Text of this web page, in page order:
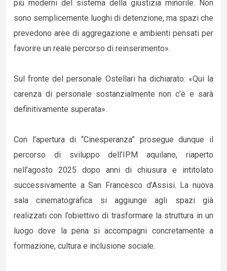
più moderni del sistema della giustizia minorile. Non
sono semplicemente luoghi di detenzione, ma spazi che
prevedono aree di aggregazione e ambienti pensati per
favorire un reale percorso di reinserimento».
Sul fronte del personale Ostellari ha dichiarato: «Qui la
carenza di personale sostanzialmente non c’è e sarà
definitivamente superata».
Con l’apertura di “Cinesperanza” prosegue dunque il
percorso di sviluppo dell’IPM aquilano, riaperto
nell’agosto 2025 dopo anni di chiusura e intitolato
successivamente a San Francesco d’Assisi. La nuova
sala cinematografica si aggiunge agli spazi già
realizzati con l’obiettivo di trasformare la struttura in un
luogo dove la pena si accompagni concretamente a
formazione, cultura e inclusione sociale.